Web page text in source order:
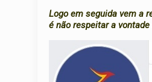
Logo em seguida vem a
é não respeitar a